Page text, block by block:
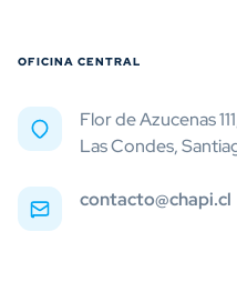
OFICINA CENTRAL
Flor de Azucenas
Las Condes,
contacto@chapi.cl